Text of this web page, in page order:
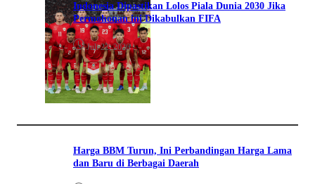
Indonesia Dipastikan Lolos Piala Dunia 2030 Jika
Permohonan ini Dikabulkan FIFA
Juli 22, 2026
Harga BBM Turun, Ini Perbandingan Harga Lama
dan Baru di Berbagai Daerah